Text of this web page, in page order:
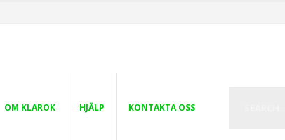
OM KLAROK HJÄLP KONTAKTA OSS